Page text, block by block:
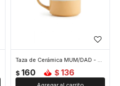
Taza de Cerámica MUM/DAD - Amarillo
$ 160 $ 136